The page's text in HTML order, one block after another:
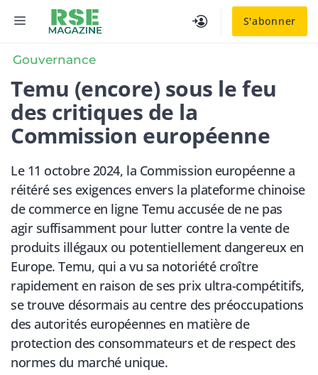
S'abonner
MENU
Gouvernance
Temu (encore) sous le feu
des critiques de la
Commission européenne
Le 11 octobre 2024, la Commission européenne a
réitéré ses exigences envers la plateforme chinoise
de commerce en ligne Temu accusée de ne pas
agir suffisamment pour lutter contre la vente de
produits illégaux ou potentiellement dangereux en
Europe. Temu, qui a vu sa notoriété croître
rapidement en raison de ses prix ultra-compétitifs,
se trouve désormais au centre des préoccupations
des autorités européennes en matière de
protection des consommateurs et de respect des
normes du marché unique.